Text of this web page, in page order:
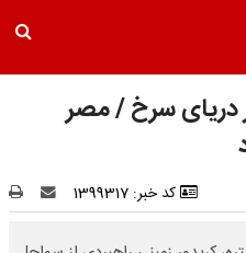
دریای سرخ / مصر
کد خبر: 1399317